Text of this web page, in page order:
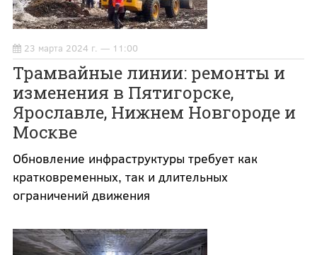
23 марта 2024 г. — 11:00
Трамвайные линии: ремонты и
изменения в Пятигорске,
Ярославле, Нижнем Новгороде и
Москве
Обновление инфраструктуры требует как
кратковременных, так и длительных
ограничений движения